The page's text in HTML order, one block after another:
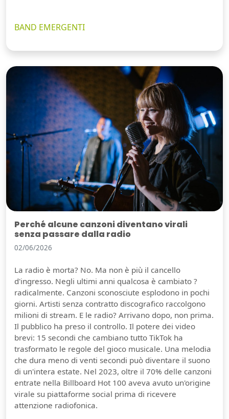
BAND EMERGENTI
Perché alcune canzoni diventano virali
senza passare dalla radio
02/06/2026
La radio è morta? No. Ma non è più il cancello
d'ingresso. Negli ultimi anni qualcosa è cambiato ?
radicalmente. Canzoni sconosciute esplodono in pochi
giorni. Artisti senza contratto discografico raccolgono
milioni di stream. E le radio? Arrivano dopo, non prima.
Il pubblico ha preso il controllo. Il potere dei video
brevi: 15 secondi che cambiano tutto TikTok ha
trasformato le regole del gioco musicale. Una melodia
che dura meno di venti secondi può diventare il suono
di un'intera estate. Nel 2023, oltre il 70% delle canzoni
entrate nella Billboard Hot 100 aveva avuto un'origine
virale su piattaforme social prima di ricevere
attenzione radiofonica.